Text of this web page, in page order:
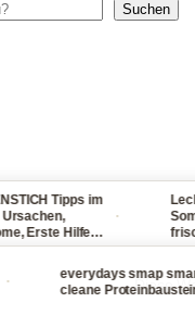
Suchen
Diese
Tipps im
Erste Hilfe
everydays smap smarte
cleane Proteinbausteine